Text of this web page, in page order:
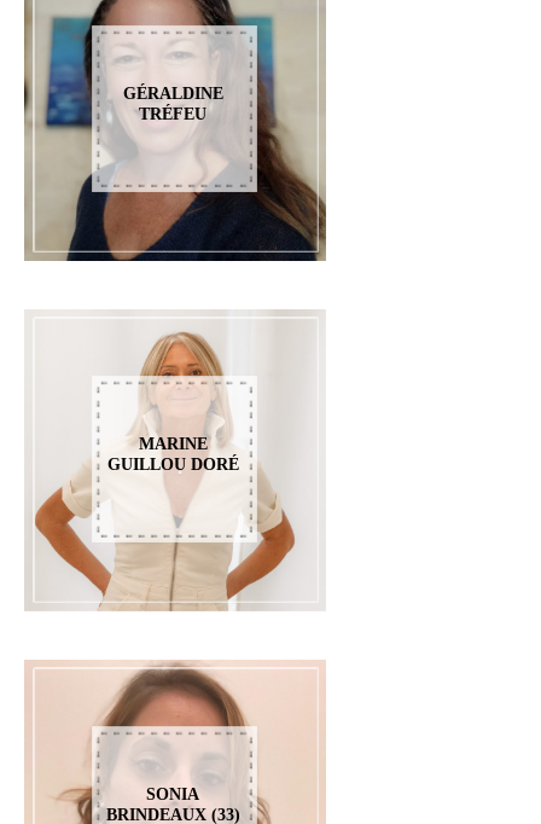
GÉRALDINE
TRÉFEU
MARINE
GUILLOU DORÉ
SONIA
BRINDEAUX (33)